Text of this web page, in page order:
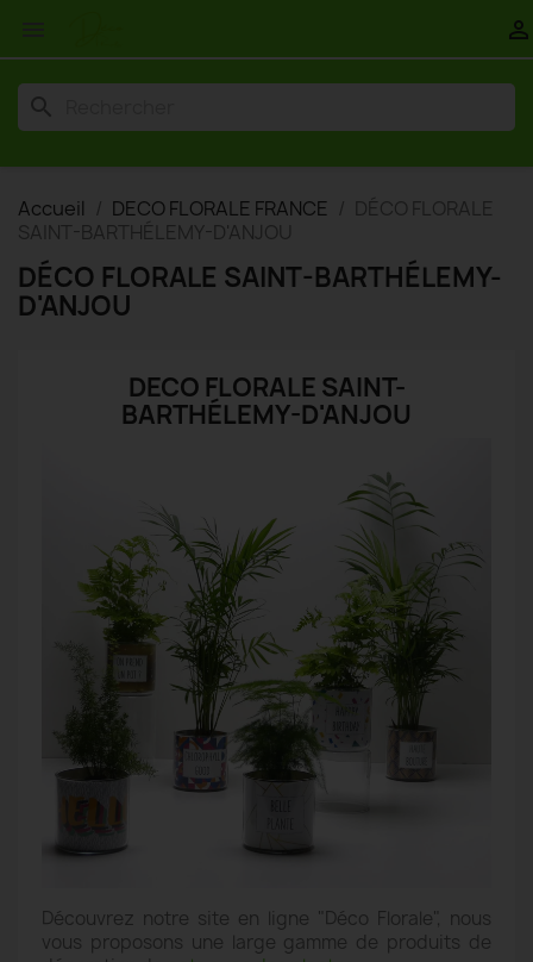

search
Accueil DECO FLORALE FRANCE
DÉCO FLORALE
SAINT-BARTHÉLEMY-D'ANJOU
DÉCO FLORALE SAINT-BARTHÉLEMY-
D'ANJOU
DECO FLORALE SAINT-
BARTHÉLEMY-D'ANJOU
Découvrez notre site en ligne "Déco Florale", nous
vous proposons une large gamme de produits de